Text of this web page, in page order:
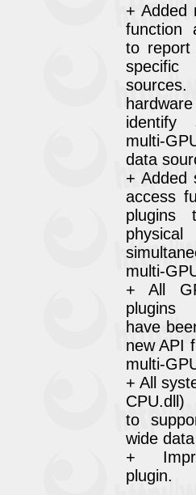
+ Added
function
to report
specific
identify
multi-
data
+ Added
access
plugins
multi-
+ All
plugins
have
new API
multi-
+ All
CPU.dll)
to
wide
+
plugin.